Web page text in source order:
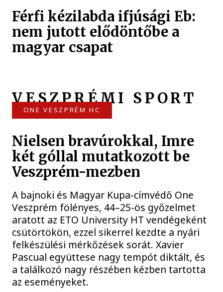
Férfi kézilabda ifjúsági Eb:
nem jutott elődöntőbe a
magyar csapat
VESZPRÉMI SPORT
ONE VESZPRÉM HC
Nielsen bravúrokkal, Imre
két góllal mutatkozott be
Veszprém-mezben
A bajnoki és Magyar Kupa-címvédő One
Veszprém fölényes, 44–25-ös győzelmet
aratott az ETO University HT vendégeként
csütörtökön, ezzel sikerrel kezdte a nyári
felkészülési mérkőzések sorát. Xavier
Pascual együttese nagy tempót diktált, és
a találkozó nagy részében kézben tartotta
az eseményeket.